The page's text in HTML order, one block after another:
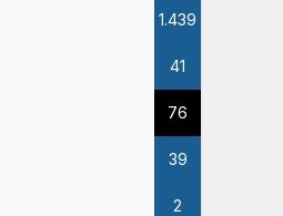
1.439
41
76
39
2